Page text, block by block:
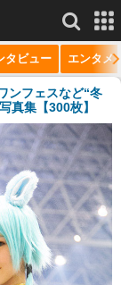
もっと見る
タビュー エンタメ
ンフェスなど“冬
真集【300枚】